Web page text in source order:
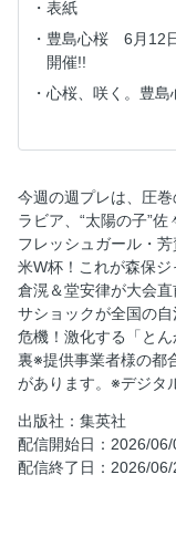
表紙
豊島心桜 6月12
開催!!
心桜、咲く。豊島
《いざ決戦！北中
《いざ決戦！北中
本がオランダに勝
転売屋も暗躍？
恐怖!!「ニセ社長
サトテルは“史上
激化する「とんか
LCC化するANA大
2026「コンビニ冷
年々気になる尿意
《いざ決戦！北
今週の週プレは、圧
ラビア、“太陽の子”
フレッシュガール・
米W杯！これが森保
倉滉＆堂安律が大会
サショックが全国の
危機！激化する「と
裏※提供事業者様の都
があります。※デジタ
出版社：集英社
配信開始日：2026/06/
配信終了日：2026/06/